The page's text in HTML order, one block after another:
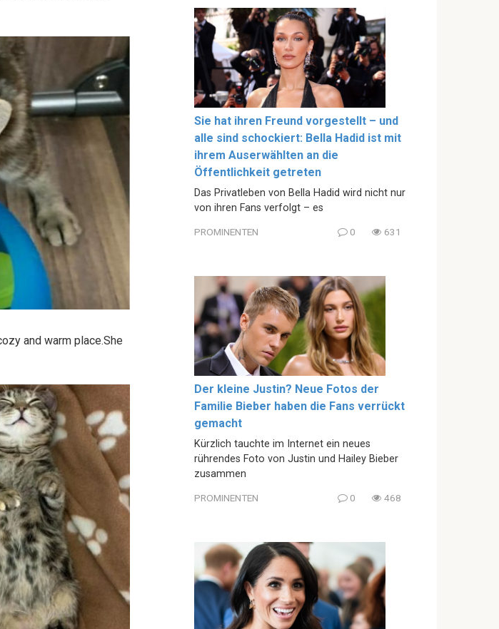
and warm place.She
Sie hat ihren Freund vorgestellt – und
alle sind schockiert: Bella Hadid ist mit
ihrem Auserwählten an die
Öffentlichkeit getreten
Das Privatleben von Bella Hadid wird nicht nur
von ihren Fans verfolgt – es
PROMINENTEN 0 631
Der kleine Justin? Neue Fotos der
Familie Bieber haben die Fans verrückt
gemacht
Kürzlich tauchte im Internet ein neues
rührendes Foto von Justin und Hailey Bieber
zusammen
PROMINENTEN 0 468